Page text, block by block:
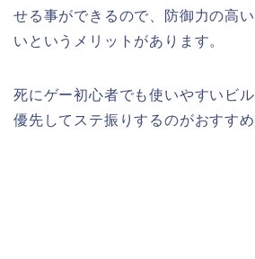
せる事ができるので、防御力の高
いというメリットがあります。
死にゲー初心者でも使いやすいビ
優先してステ振りするのがおすすめ